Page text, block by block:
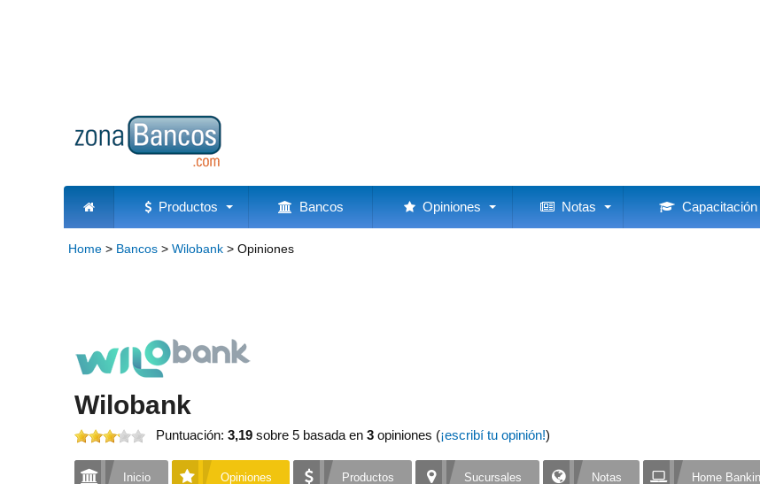
Productos Bancos Opiniones Notas Capacitación
Home > Bancos > Wilobank > Opiniones
Wilobank
Puntuación: 3,19 sobre 5 basada en 3 opiniones (¡escribí tu opinión!)
Inicio Opiniones Productos Sucursales Notas Home